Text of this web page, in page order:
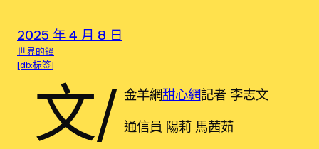
2025 年 4 月 8 日
世界的鐘
[db:标签]
文/ 金羊網甜心網記者 李志文
通信員 陽莉 馬茜茹